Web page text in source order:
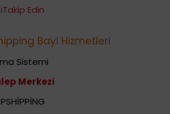
Edin
Bayi Hizmetleri
Sistemi
Merkezi